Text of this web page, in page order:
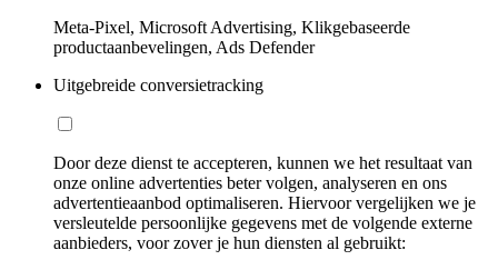
Meta-Pixel, Microsoft Advertising, Klikgebaseerde
productaanbevelingen, Ads Defender
Uitgebreide conversietracking
Door deze dienst te accepteren, kunnen we het resultaat van
onze online advertenties beter volgen, analyseren en ons
advertentieaanbod optimaliseren. Hiervoor vergelijken we je
versleutelde persoonlijke gegevens met de volgende externe
aanbieders, voor zover je hun diensten al gebruikt: